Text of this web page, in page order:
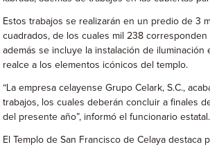
Estos trabajos se realizarán en un predio de 3
cuadrados, de los cuales mil 238 corresponden
además se incluye la instalación de iluminación
realce a los elementos icónicos del templo.
“La empresa celayense Grupo Celark, S.C.,
trabajos, los cuales deberán concluir a finales
del presente año”, informó el funcionario estatal.
El Templo de San Francisco de Celaya destaca